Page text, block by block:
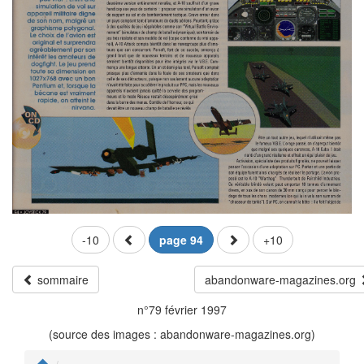
-10 page 94 +10
sommaire
abandonware-magazines.org
n°79 février 1997
(source des images : abandonware-magazines.org)